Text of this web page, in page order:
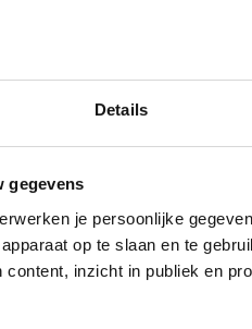
Details
gegevens
je persoonlijke
op te slaan en te
content, inzicht in publiek en
MET DEZE MINI
ACTION HEB JE JE
BINNEN ÉÉN